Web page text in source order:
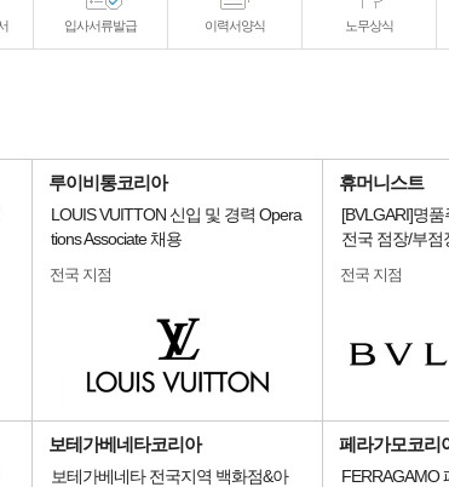
입사서류발급 이력서양식 노무상식
루이비통코리아
LOUIS VUITTON 신입 및 경력 Opera
tions Associate 채용
전국 지점
휴머니스트
[BVLGARI]명
전국 점장/부점
전국 지점
보테가베네타코리아
보테가베네타 전국지역 백화점&아
페라가모코리
FERRAGAMO